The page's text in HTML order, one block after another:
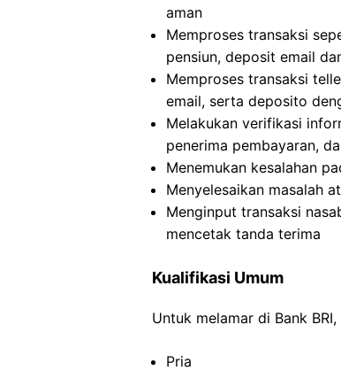
aman
Memproses transaksi
pensiun, deposit email
Memproses transaksi
email, serta deposito
Melakukan verifikasi
penerima pembayaran,
Menemukan kesalahan
Menyelesaikan masalah
Menginput transaksi
mencetak tanda terima
Kualifikasi Umum
Untuk melamar di Bank
Pria